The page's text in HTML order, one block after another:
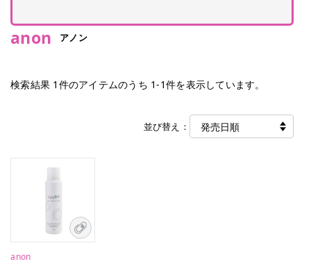
anon アノン
検索結果 1 件のアイテムのうち 1-1件を表示しています。
並び替え：
anon